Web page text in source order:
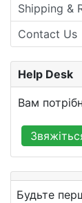
Shipping &
Contact Us
Help Desk
Вам
Будьте